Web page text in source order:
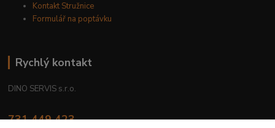
Kontakt Stružnice
Formulář na poptávku
Rychlý kontakt
DINO SERVIS s.r.o.
731 449 423